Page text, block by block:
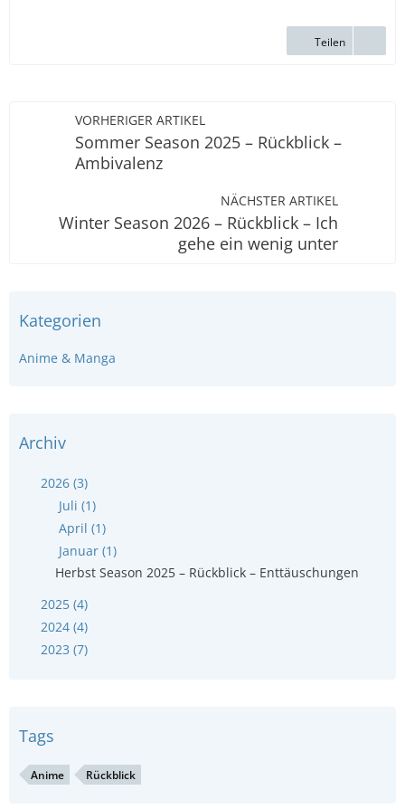
Teilen
VORHERIGER ARTIKEL
Sommer Season 2025 – Rückblick –
Ambivalenz
NÄCHSTER ARTIKEL
Winter Season 2026 – Rückblick – Ich
gehe ein wenig unter
Kategorien
Anime & Manga
Archiv
2026 (3)
Juli (1)
April (1)
Januar (1)
Herbst Season 2025 – Rückblick – Enttäuschungen
2025 (4)
2024 (4)
2023 (7)
Tags
Anime Rückblick